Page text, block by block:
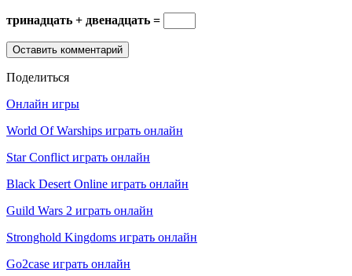
тринадцать + двенадцать =
Поделиться
Онлайн игры
World Of Warships играть онлайн
Star Conflict играть онлайн
Black Desert Online играть онлайн
Guild Wars 2 играть онлайн
Stronghold Kingdoms играть онлайн
Go2case играть онлайн